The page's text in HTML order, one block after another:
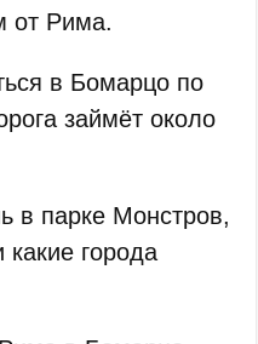
от Рима.
в Бомарцо по
займёт около
в парке Монстров,
какие города